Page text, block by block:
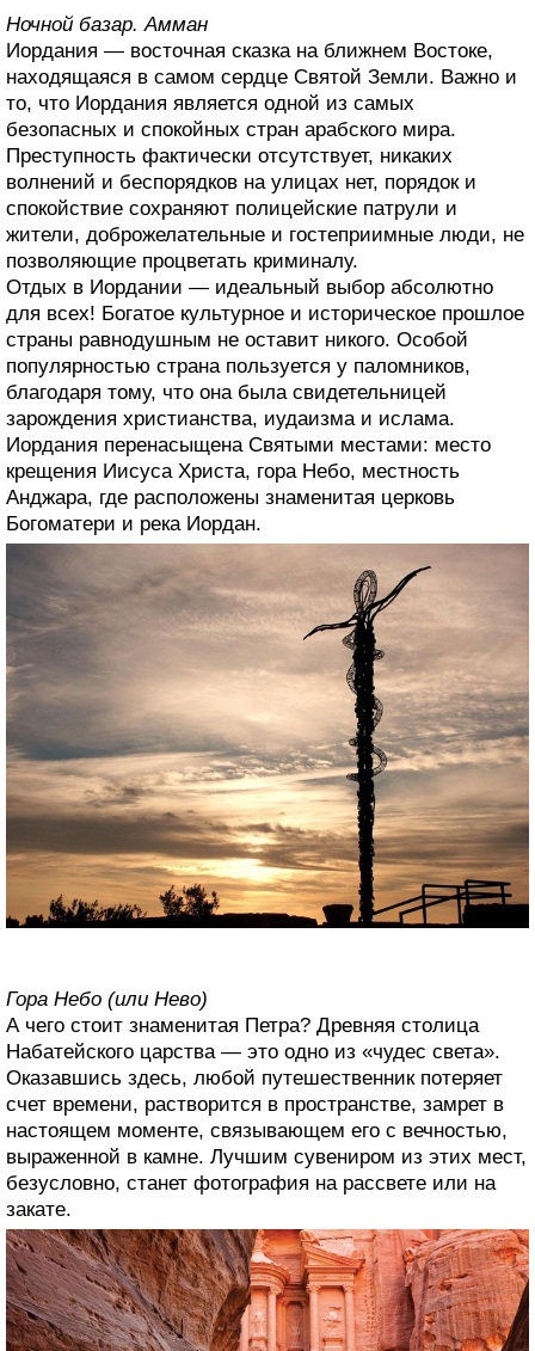
Ночной базар. Амман
Иордания — восточная сказка на ближнем Востоке,
находящаяся в самом сердце Святой Земли. Важно и
то, что Иордания является одной из самых
безопасных и спокойных стран арабского мира.
Преступность фактически отсутствует, никаких
волнений и беспорядков на улицах нет, порядок и
спокойствие сохраняют полицейские патрули и
жители, доброжелательные и гостеприимные люди, не
позволяющие процветать криминалу.
Отдых в Иордании — идеальный выбор абсолютно
для всех! Богатое культурное и историческое прошлое
страны равнодушным не оставит никого. Особой
популярностью страна пользуется у паломников,
благодаря тому, что она была свидетельницей
зарождения христианства, иудаизма и ислама.
Иордания перенасыщена Святыми местами: место
крещения Иисуса Христа, гора Небо, местность
Анджара, где расположены знаменитая церковь
Богоматери и река Иордан.
Гора Небо (или Нево)
А чего стоит знаменитая Петра? Древняя столица
Набатейского царства — это одно из «чудес света».
Оказавшись здесь, любой путешественник потеряет
счет времени, растворится в пространстве, замрет в
настоящем моменте, связывающем его с вечностью,
выраженной в камне. Лучшим сувениром из этих мест,
безусловно, станет фотография на рассвете или на
закате.